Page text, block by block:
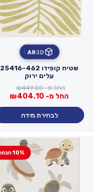
3D
AR
שטיח קופידו 25416-462
עלים ירוק
החל מ- ₪449.00
החל מ- ₪404.10
לבחירת מידה
10% הנחה